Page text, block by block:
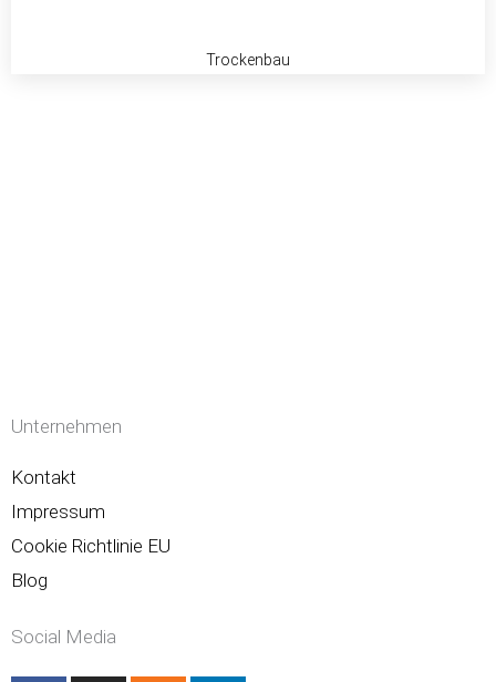
Trockenbau
Unternehmen
Kontakt
Impressum
Cookie Richtlinie EU
Blog
Social Media